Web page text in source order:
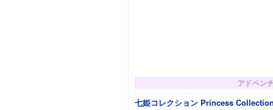
アドベン
七姫コレクション Princess